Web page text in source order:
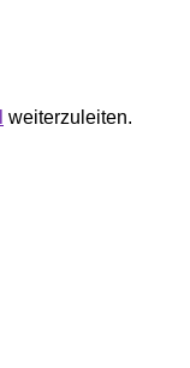
weiterzuleiten.